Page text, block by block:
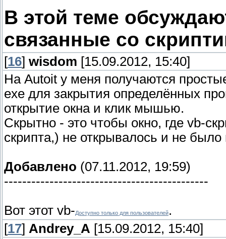
В этой теме
связанные со
[16] wisdom [15.09.2012, 15:40]
На Autoit у меня получаются
exe для закрытия определённых
открытие окна и клик мышью.
Скрытно - это чтобы окно, где vb-
скрипта,) не открывалось и не
Добавлено (07.11.2012, 19:59)
---------------------------------------------
Вот этот vb-Доступно только для пользователей.
[17] Andrey_A [15.09.2012, 15:40]